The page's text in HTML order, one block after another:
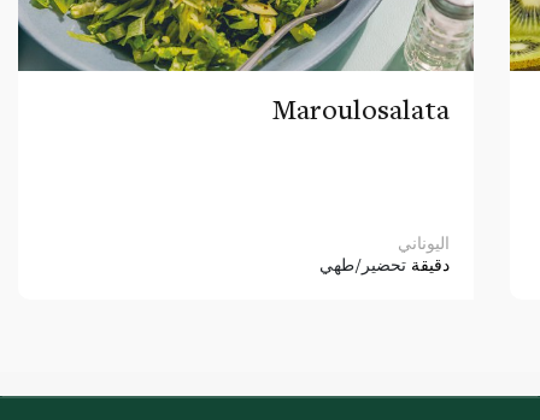
Maroulosalata
اليوناني
دقيقة تحضير/طهي